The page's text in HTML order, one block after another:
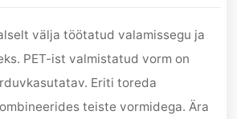
välja töötatud valamissegu ja
PET-ist valmistatud vorm on
Eriti toreda
teiste vormidega. Ära